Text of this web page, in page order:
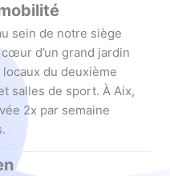
sein de notre siège
d’un grand jardin
du deuxième
salles de sport. À Aix,
2x par semaine